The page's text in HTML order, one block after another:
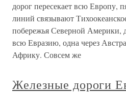
дорог пересекает всю Европу,
линий связывают
побережья Северной Америки,
всю Евразию, одна через
Африку. Совсем же
Железные дороги